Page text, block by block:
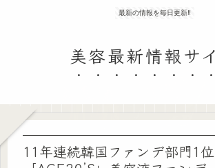
最新の情報を毎日更新‼
美容最新情報サ
11年連続韓国ファンデ部門1位